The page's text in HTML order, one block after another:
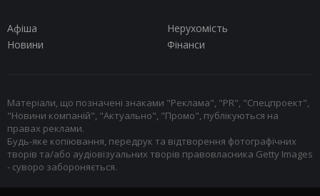
Афіша
Нерухомість
Новини
Фінанси
Матеріали, що позначені знаками "Реклама", "PR", "Спецпроект",
"Новини компаній", "Актуально", "Промо", публікуються на
правах реклами.
Будь-яке копіювання, передрук та відтворення фотографічних
творів та/або аудіовізуальних творів правовласника Getty Images
- суворо забороняється.